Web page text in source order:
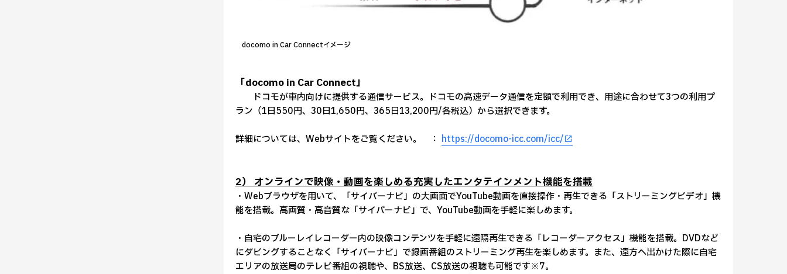
docomo in Car Connectイメージ
「docomo in Car Connect」
ドコモが車内向けに提供する通信サービス。ドコモの高速データ通信を定額で利用でき、用途に合わせて3つの利用プ
ラン（1日550円、30日1,650円、365日13,200円/各税込）から選択できます。
詳細については、Webサイトをご覧ください。 ： https://docomo-icc.com/icc/
2） オンラインで映像・動画を楽しめる充実したエンタテインメント機能を搭載
・Webブラウザを用いて、「サイバーナビ」の大画面でYouTube動画を直接操作・再生できる「ストリーミングビデオ」機
能を搭載。高画質・高音質な「サイバーナビ」で、YouTube動画を手軽に楽しめます。
・自宅のブルーレイレコーダー内の映像コンテンツを手軽に遠隔再生できる「レコーダーアクセス」機能を搭載。DVDなど
にダビングすることなく「サイバーナビ」で録画番組のストリーミング再生を楽しめます。また、遠方へ出かけた際に自宅
エリアの放送局のテレビ番組の視聴や、BS放送、CS放送の視聴も可能です※7。